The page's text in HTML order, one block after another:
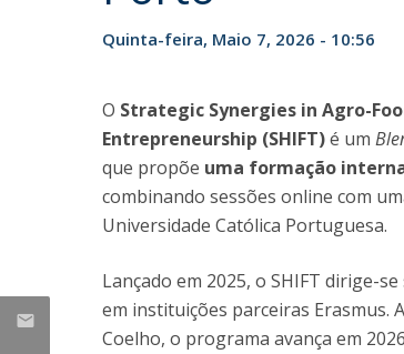
Iniciativas Nacionais
Candidaturas
Clube de Inovação e Conhecimento
Quinta-feira, Maio 7, 2026 - 10:56
O Strategic Synergies in Agro-
Entrepreneurship (SHIFT)é um
que propõe uma formação
combinando sessões online com
Universidade Católica Portuguesa.
Lançado em 2025, o SHIFT dirige-
em instituições parceiras Erasmus.
Coelho, o programa avança em